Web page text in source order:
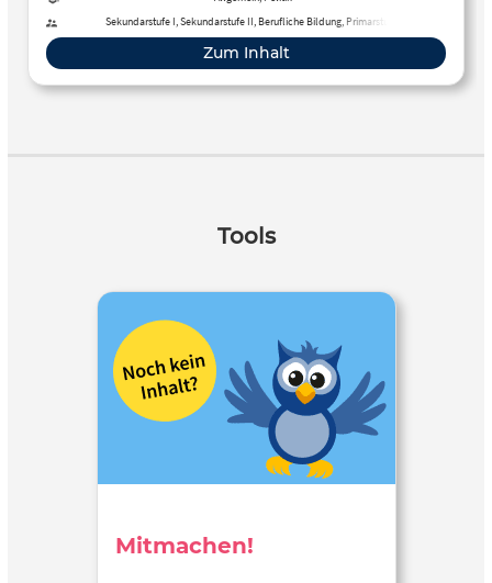
Sekundarstufe I, Sekundarstufe II, Berufliche Bildung, Primarstufe
Zum Inhalt
Tools
Mitmachen!